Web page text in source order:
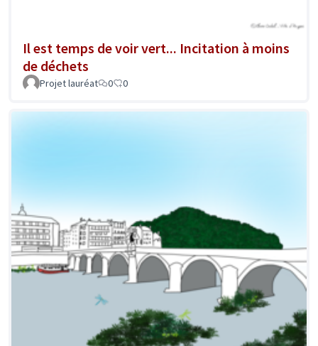
Il est temps de voir vert... Incitation à moins
de déchets
Projet lauréat 0 0